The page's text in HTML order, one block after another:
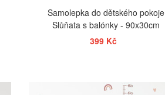
Samolepka do dětského pokoje
Slůňata s balónky - 90x30cm
399 Kč
ZOBRAZIT